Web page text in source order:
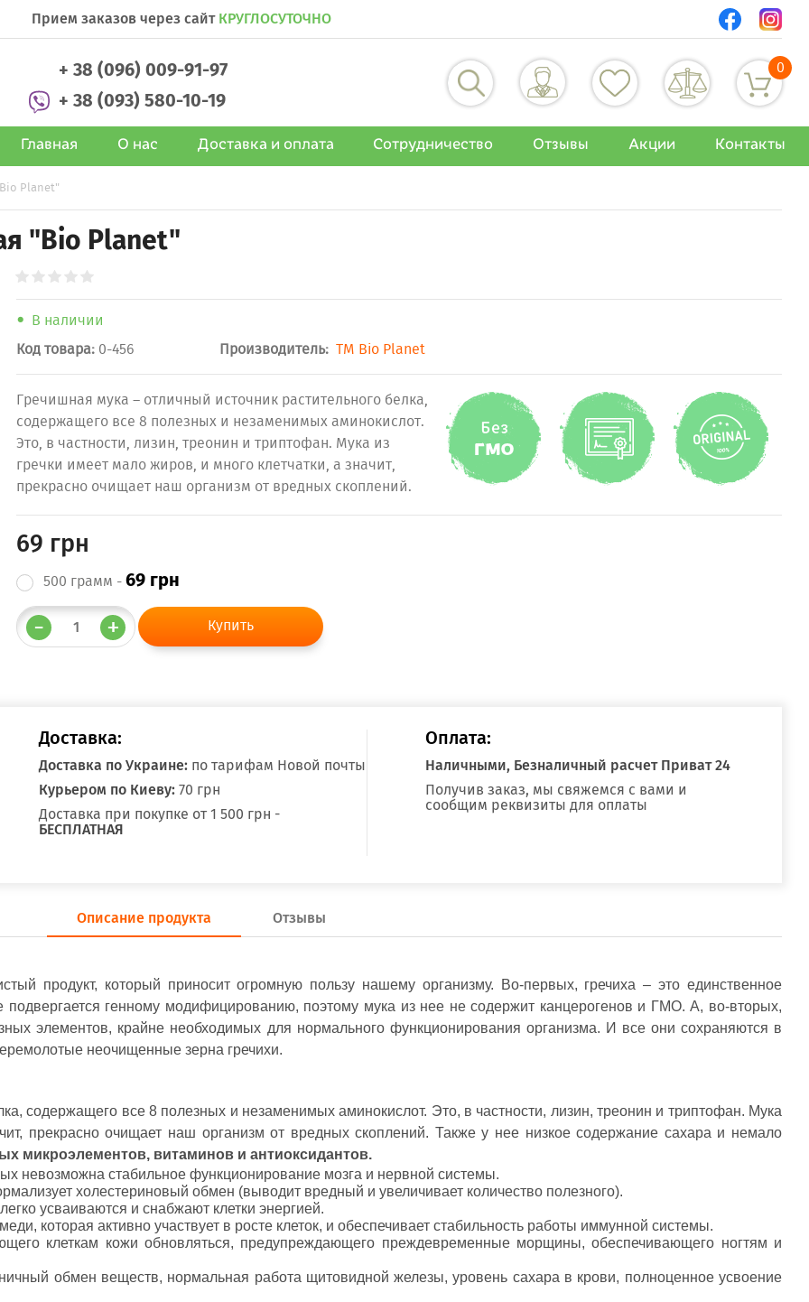
Прием заказов через сайт КРУГЛОСУТОЧНО
+ 38 (096) 009-91-97
+ 38 (093) 580-10-19
0
Главная О нас Доставка и оплата Сотрудничество Отзывы Акции Контакты
Planet"
"Bio Planet"
В наличии
Код товара: 0-456 Производитель: ТМ Bio Planet
Гречишная мука – отличный источник растительного белка,
содержащего все 8 полезных и незаменимых аминокислот.
Это, в частности, лизин, треонин и триптофан. Мука из
гречки имеет мало жиров, и много клетчатки, а значит,
прекрасно очищает наш организм от вредных скоплений.
69 грн
500 грамм -69 грн
Доставка:
Доставка по Украине:по тарифам Новой почты
Курьером по Киеву:70 грн
Доставка при покупке от 1 500 грн -
БЕСПЛАТНАЯ
Оплата:
Наличными, Безналичный расчет Приват 24
Получив заказ, мы свяжемся с вами и
сообщим реквизиты для оплаты
Описание продукта Отзывы
продукт, который приносит огромную пользу нашему организму. Во-первых, гречиха – это единственное
подвергается генному модифицированию, поэтому мука из нее не содержит канцерогенов и ГМО. А, во-вторых,
элементов, крайне необходимых для нормального функционирования организма. И все они сохраняются в
неочищенные зерна гречихи.
содержащего все 8 полезных и незаменимых аминокислот. Это, в частности, лизин, треонин и триптофан. Мука
прекрасно очищает наш организм от вредных скоплений. Также у нее низкое содержание сахара и немало
микроэлементов, витаминов и антиоксидантов.
невозможна стабильное функционирование мозга и нервной системы.
холестериновый обмен (выводит вредный и увеличивает количество полезного).
усваиваются и снабжают клетки энергией.
которая активно участвует в росте клеток, и обеспечивает стабильность работы иммунной системы.
клеткам кожи обновляться, предупреждающего преждевременные морщины, обеспечивающего ногтям и
обмен веществ, нормальная работа щитовидной железы, уровень сахара в крови, полноценное усвоение